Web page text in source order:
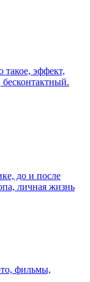
такое, эффект,
до и после
личная жизнь
фильмы,